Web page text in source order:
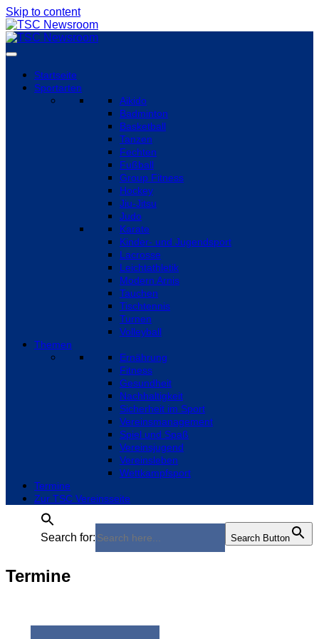
Skip to content
Startseite
Sportarten
Aikido
Badminton
Basketball
Tanzen
Fechten
Fußball
Group Fitness
Hockey
Jiu-Jitsu
Judo
Karate
Kinder- und Jugendsport
Lacrosse
Leichtathletik
Modern Arnis
Tauchen
Tischtennis
Turnen
Volleyball
Themen
Ernährung
Fitness
Gesundheit
Nachhaltigkeit
Sicherheit im Sport
Vereinsmanagement
Spiel und Spaß
Vereinsjugend
Vereinsleben
Wettkampfsport
Termine
Zur TSC Vereinsseite
Search for: Search Button
Termine